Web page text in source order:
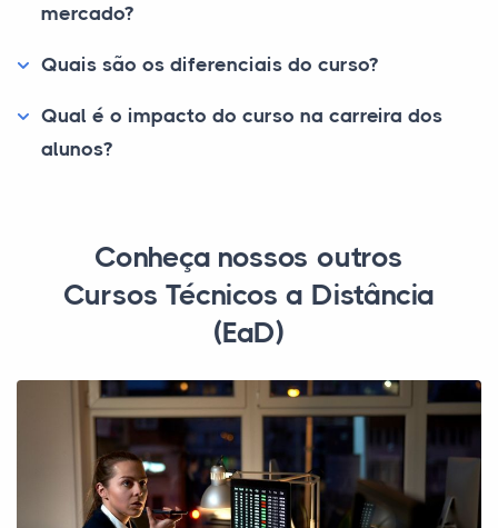
mercado?
Quais são os diferenciais do curso?
Qual é o impacto do curso na carreira dos
alunos?
Conheça nossos outros
Cursos Técnicos a Distância
(EaD)